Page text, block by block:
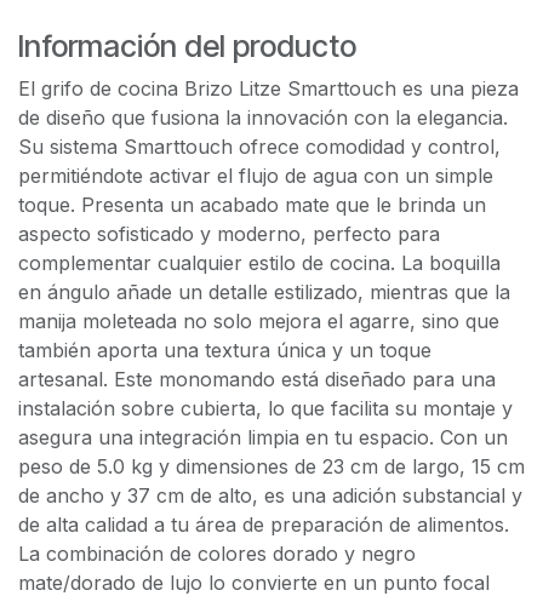
Información del producto
El grifo de cocina Brizo Litze Smarttouch es una pieza
de diseño que fusiona la innovación con la elegancia.
Su sistema Smarttouch ofrece comodidad y control,
permitiéndote activar el flujo de agua con un simple
toque. Presenta un acabado mate que le brinda un
aspecto sofisticado y moderno, perfecto para
complementar cualquier estilo de cocina. La boquilla
en ángulo añade un detalle estilizado, mientras que la
manija moleteada no solo mejora el agarre, sino que
también aporta una textura única y un toque
artesanal. Este monomando está diseñado para una
instalación sobre cubierta, lo que facilita su montaje y
asegura una integración limpia en tu espacio. Con un
peso de 5.0 kg y dimensiones de 23 cm de largo, 15 cm
de ancho y 37 cm de alto, es una adición substancial y
de alta calidad a tu área de preparación de alimentos.
La combinación de colores dorado y negro
mate/dorado de lujo lo convierte en un punto focal